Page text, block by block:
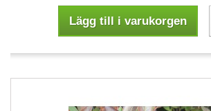
Lägg till i varukorgen